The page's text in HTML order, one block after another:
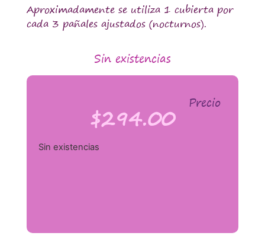
Aproximadamente se utiliza 1 cubierta por
cada 3 pañales ajustados (nocturnos).
Sin existencias
Precio
$294.00
Sin existencias